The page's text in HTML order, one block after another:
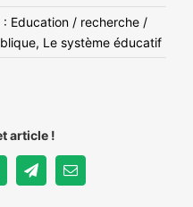
: Education / recherche /
, Le système éducatif
article !
TelegramEmail